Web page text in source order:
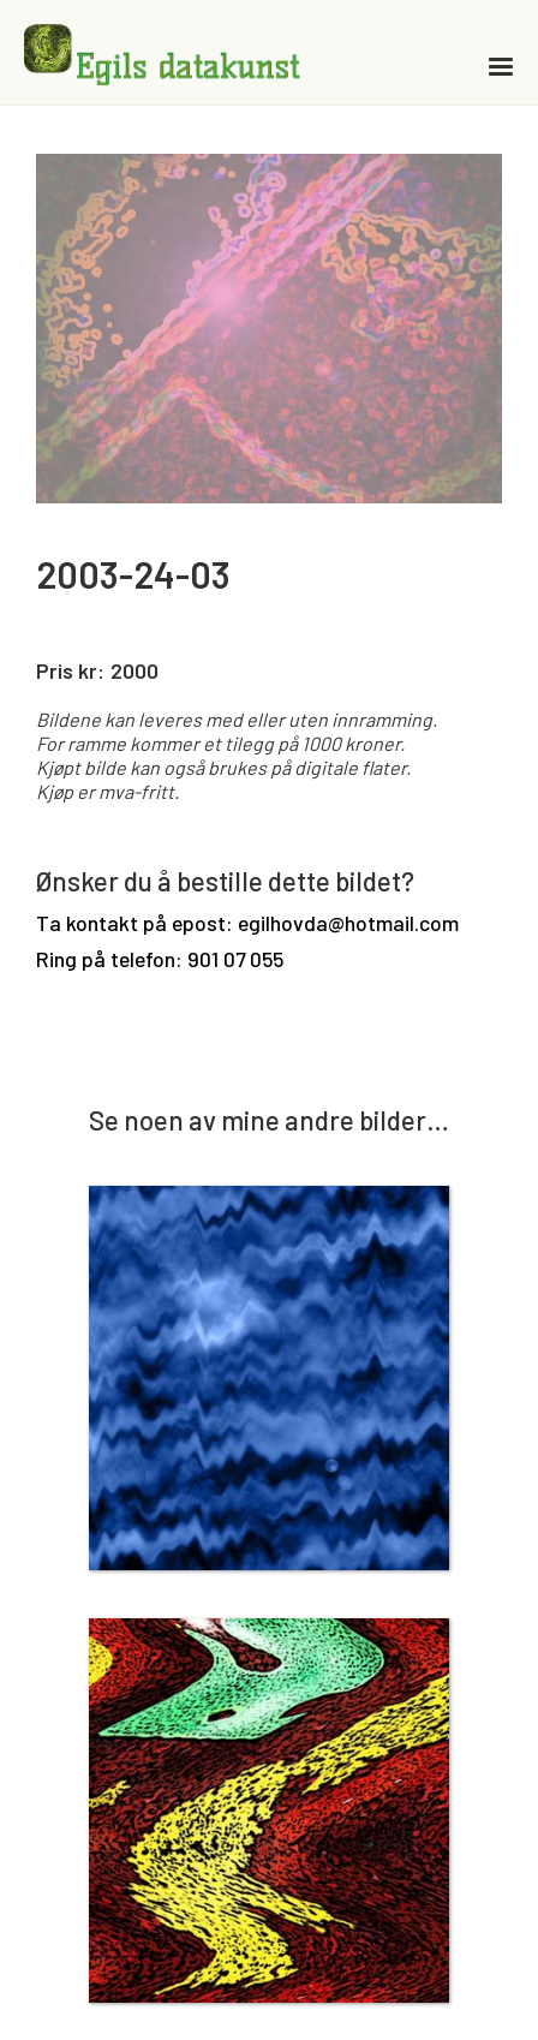
2003-24-03
Pris kr: 2000
Bildene kan leveres med eller uten innramming.
For ramme kommer et tilegg på 1000 kroner.
Kjøpt bilde kan også brukes på digitale flater.
Kjøp er mva-fritt.
Ønsker du å bestille dette bildet?
Ta kontakt på epost: egilhovda@hotmail.com
Ring på telefon: 901 07 055
Se noen av mine andre bilder…